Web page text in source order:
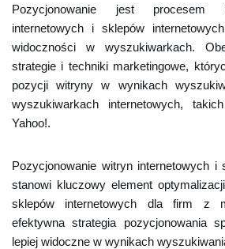
Pozycjonowanie jest procesem
internetowych i sklepów
widoczności w wyszukiwarkach.
strategie i techniki marketingowe,
pozycji witryny w wynikach
wyszukiwarkach internetowych,
Yahoo!.
Pozycjonowanie witryn internetowych i
stanowi kluczowy element
sklepów internetowych dla firm z
efektywna strategia pozycjonowania
lepiej widoczne w wynikach